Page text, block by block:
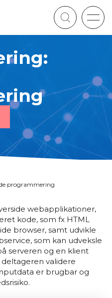
programmering
webapplikationer,
kode, som fx HTML
browser, samt udvikle
som kan udveksle
serveren og en klient
validere
er brugbar og